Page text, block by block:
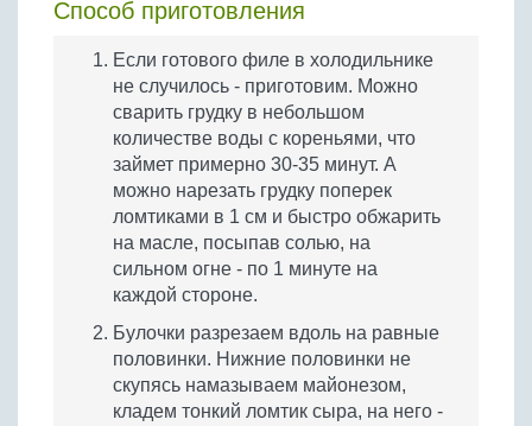
Способ приготовления
Если готового филе в холодильнике
не случилось - приготовим. Можно
сварить грудку в небольшом
количестве воды с кореньями, что
займет примерно 30-35 минут. А
можно нарезать грудку поперек
ломтиками в 1 см и быстро обжарить
на масле, посыпав солью, на
сильном огне - по 1 минуте на
каждой стороне.
Булочки разрезаем вдоль на равные
половинки. Нижние половинки не
скупясь намазываем майонезом,
кладем тонкий ломтик сыра, на него -